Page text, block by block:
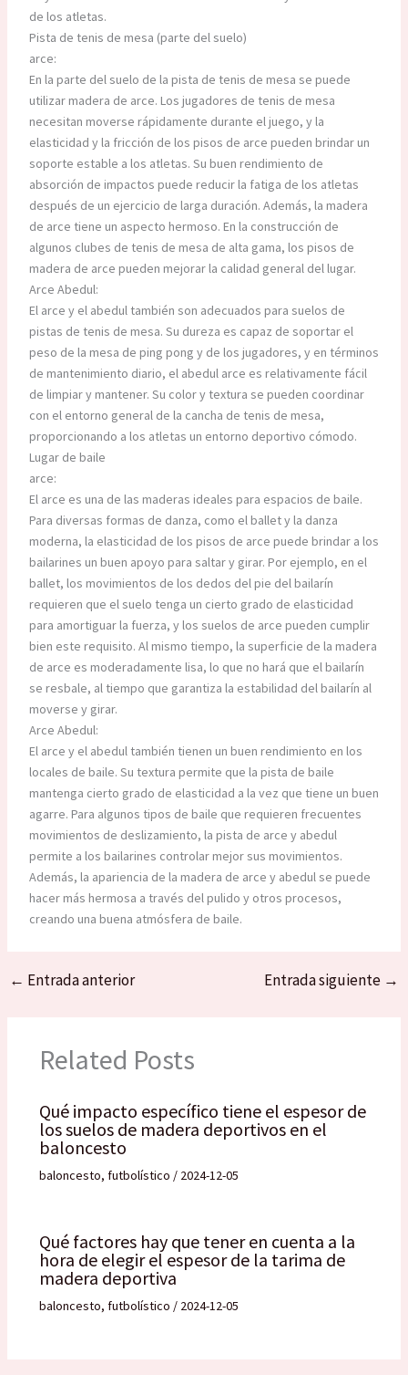
de los atletas.
Pista de tenis de mesa (parte del suelo)
arce:
En la parte del suelo de la pista de tenis de mesa se puede
utilizar madera de arce. Los jugadores de tenis de mesa
necesitan moverse rápidamente durante el juego, y la
elasticidad y la fricción de los pisos de arce pueden brindar un
soporte estable a los atletas. Su buen rendimiento de
absorción de impactos puede reducir la fatiga de los atletas
después de un ejercicio de larga duración. Además, la madera
de arce tiene un aspecto hermoso. En la construcción de
algunos clubes de tenis de mesa de alta gama, los pisos de
madera de arce pueden mejorar la calidad general del lugar.
Arce Abedul:
El arce y el abedul también son adecuados para suelos de
pistas de tenis de mesa. Su dureza es capaz de soportar el
peso de la mesa de ping pong y de los jugadores, y en términos
de mantenimiento diario, el abedul arce es relativamente fácil
de limpiar y mantener. Su color y textura se pueden coordinar
con el entorno general de la cancha de tenis de mesa,
proporcionando a los atletas un entorno deportivo cómodo.
Lugar de baile
arce:
El arce es una de las maderas ideales para espacios de baile.
Para diversas formas de danza, como el ballet y la danza
moderna, la elasticidad de los pisos de arce puede brindar a los
bailarines un buen apoyo para saltar y girar. Por ejemplo, en el
ballet, los movimientos de los dedos del pie del bailarín
requieren que el suelo tenga un cierto grado de elasticidad
para amortiguar la fuerza, y los suelos de arce pueden cumplir
bien este requisito. Al mismo tiempo, la superficie de la madera
de arce es moderadamente lisa, lo que no hará que el bailarín
se resbale, al tiempo que garantiza la estabilidad del bailarín al
moverse y girar.
Arce Abedul:
El arce y el abedul también tienen un buen rendimiento en los
locales de baile. Su textura permite que la pista de baile
mantenga cierto grado de elasticidad a la vez que tiene un buen
agarre. Para algunos tipos de baile que requieren frecuentes
movimientos de deslizamiento, la pista de arce y abedul
permite a los bailarines controlar mejor sus movimientos.
Además, la apariencia de la madera de arce y abedul se puede
hacer más hermosa a través del pulido y otros procesos,
creando una buena atmósfera de baile.
← Entrada anterior Entrada siguiente →
Related Posts
Qué impacto específico tiene el espesor de
los suelos de madera deportivos en el
baloncesto
baloncesto, futbolístico / 2024-12-05
Qué factores hay que tener en cuenta a la
hora de elegir el espesor de la tarima de
madera deportiva
baloncesto, futbolístico / 2024-12-05